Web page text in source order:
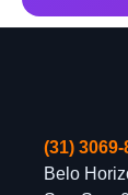
(31)
Belo